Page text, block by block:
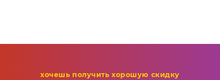
хочешь получить хорошую скидку